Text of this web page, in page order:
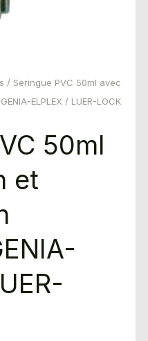
/ Seringue PVC 50ml avec
ELPLEX / LUER-LOCK
50ml
et